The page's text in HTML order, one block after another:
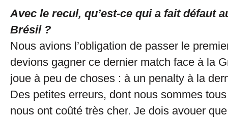
Avec le recul, qu’est-ce qui a fait défaut
Brésil ?
Nous avions l’obligation de passer le
devions gagner ce dernier match face à la
joue à peu de choses : à un penalty à la
Des petites erreurs, dont nous sommes
nous ont coûté très cher. Je dois avouer